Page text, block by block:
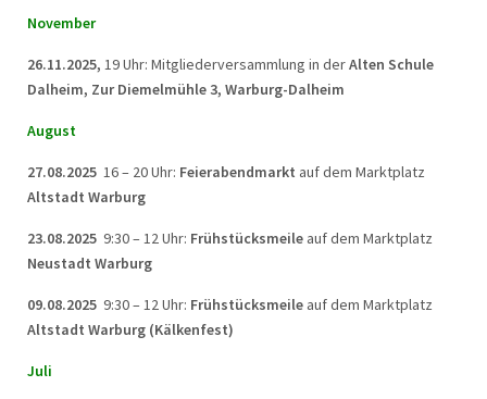
November
26.11.2025, 19 Uhr: Mitgliederversammlung in derAlten Schule
Dalheim, Zur Diemelmühle 3, Warburg-Dalheim
August
27.08.2025 16 – 20 Uhr: Feierabendmarkt auf dem Marktplatz
Altstadt Warburg
23.08.2025 9:30 – 12 Uhr: Frühstücksmeile auf dem Marktplatz
Neustadt Warburg
09.08.2025 9:30 – 12 Uhr: Frühstücksmeile auf dem Marktplatz
Altstadt Warburg (Kälkenfest)
Juli